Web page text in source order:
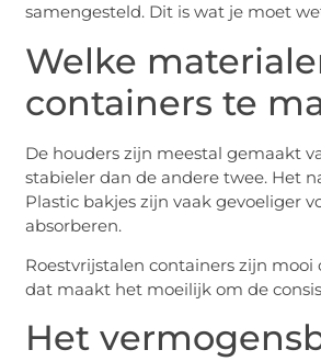
samengesteld. Dit is wat je moet
Welke
containers te
De houders zijn meestal gemaakt
stabieler dan de andere twee. Het
Plastic bakjes zijn vaak gevoeliger
absorberen.
Roestvrijstalen containers zijn
dat maakt het moeilijk om de
Het